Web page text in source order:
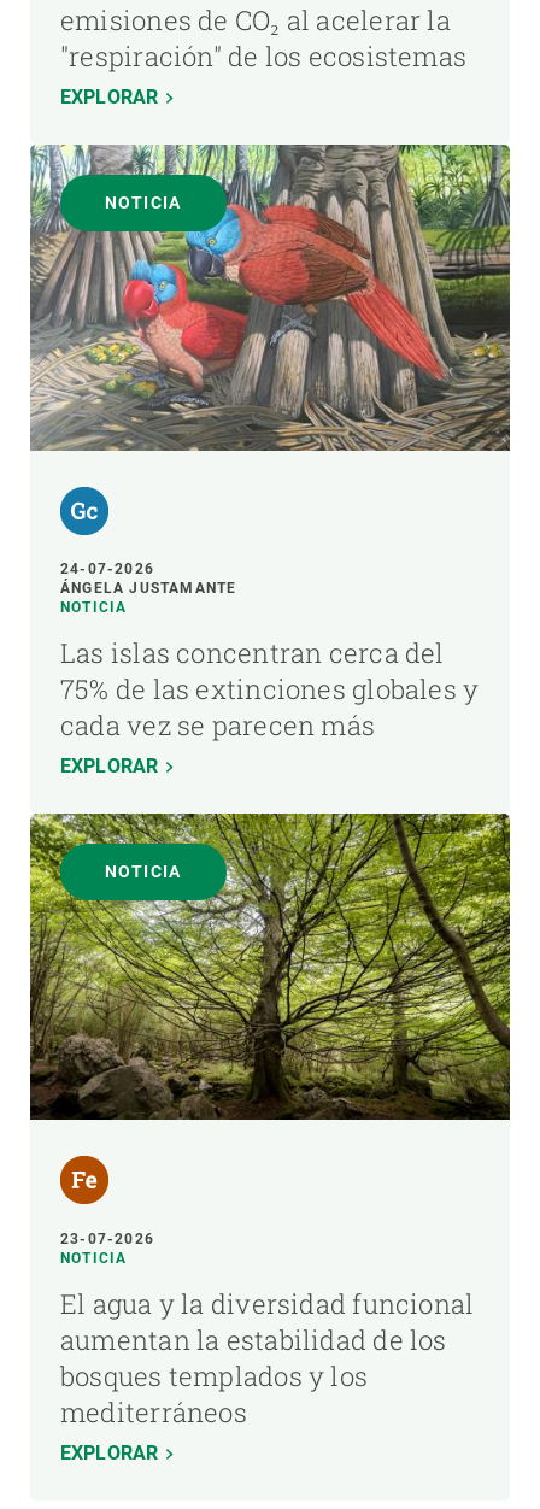
emisiones de CO₂ al acelerar la
"respiración" de los ecosistemas
EXPLORAR
NOTICIA
24-07-2026
ÁNGELA JUSTAMANTE
NOTICIA
Las islas concentran cerca del
75% de las extinciones globales y
cada vez se parecen más
EXPLORAR
NOTICIA
23-07-2026
NOTICIA
El agua y la diversidad funcional
aumentan la estabilidad de los
bosques templados y los
mediterráneos
EXPLORAR